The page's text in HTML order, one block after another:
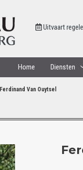
Uitvaart
Home Diensten
Ferdinand Van Ouytsel